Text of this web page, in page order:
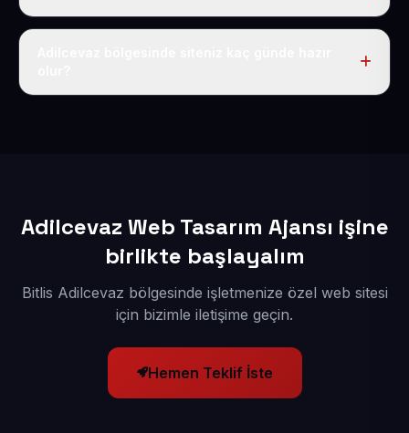
Tek fiyat uygulanır: yıllık 50 USD + KDV. Bu bedele alan
Adilcevaz Web Tasarım Ajansı işine
birlikte başlayalım
Bitlis Adilcevaz bölgesinde işletmenize özel web sitesi
için bizimle iletişime geçin.
Hemen Teklif İste